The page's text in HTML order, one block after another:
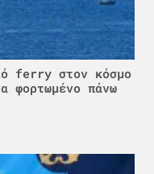
ferry στον κόσμο
φορτωμένο πάνω